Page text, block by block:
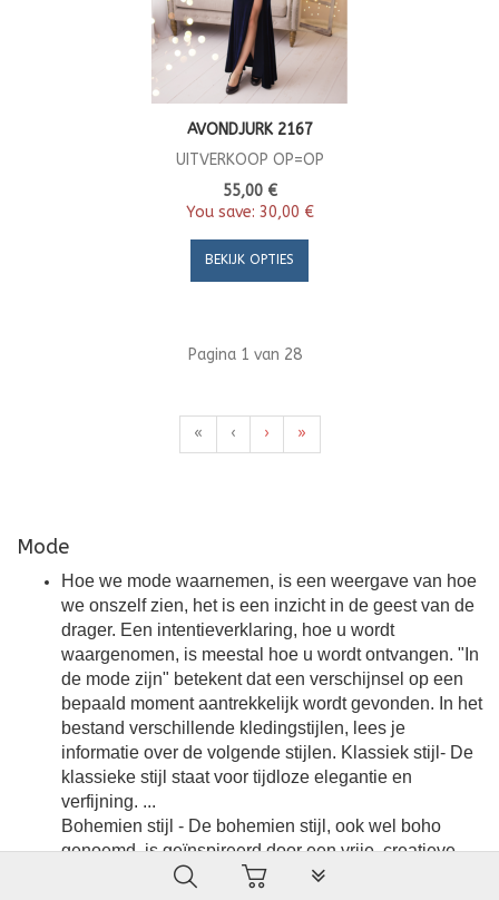
AVONDJURK 2167
UITVERKOOP OP=OP
55,00 €
You save: 30,00 €
BEKIJK OPTIES
Pagina 1 van 28
« ‹ › »
Mode
Hoe we mode waarnemen, is een weergave van hoe
we onszelf zien, het is een inzicht in de geest van de
drager. Een intentieverklaring, hoe u wordt
waargenomen, is meestal hoe u wordt ontvangen. "In
de mode zijn" betekent dat een verschijnsel op een
bepaald moment aantrekkelijk wordt gevonden. In het
bestand verschillende kledingstijlen, lees je
informatie over de volgende stijlen. Klassiek stijl- De
klassieke stijl staat voor tijdloze elegantie en
verfijning. ...
Bohemien stijl - De bohemien stijl, ook wel boho
genoemd, is geïnspireerd door een vrije, creatieve